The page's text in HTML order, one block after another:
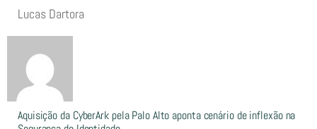
Lucas Dartora
Aquisição da CyberArk pela Palo Alto aponta cenário de inflexão na